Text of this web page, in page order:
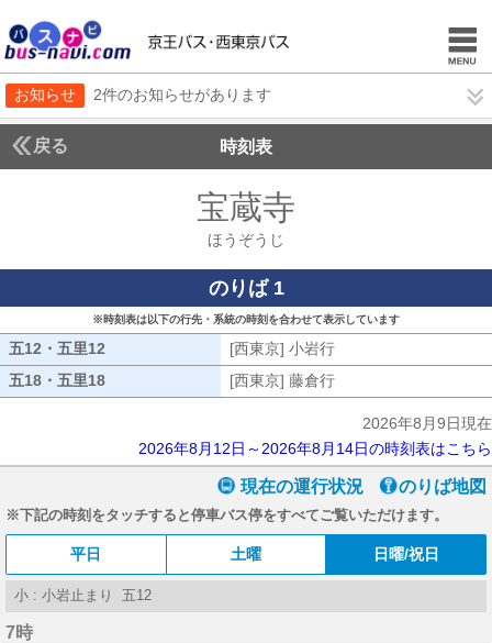
お知らせ 2件のお知らせがあります
戻る 時刻表
宝蔵寺
ほうぞうじ
のりば 1
※時刻表は以下の行先・系統の時刻を合わせて表示しています
五12・五里12 [西東京] 小岩行
五18・五里18
[西東京] 藤倉行
2026年8月9日現在
2026年8月12日～2026年8月14日の時刻表はこちら
現在の運行状況 のりば地図
※下記の時刻をタッチすると停車バス停をすべてご覧いただけます。
平日 土曜 日曜/祝日
小 : 小岩止まり 五12
7時